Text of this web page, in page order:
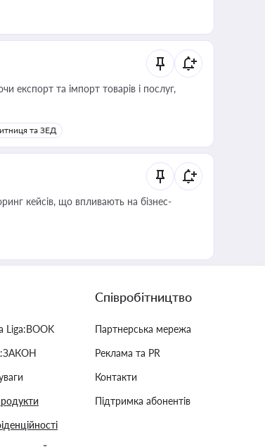
експорт та імпорт товарів і послуг,
та ЗЕД
кейсів, що впливають на бізнес-
Liga:BOOK
Співробітництво
Партнерська мережа
Реклама та PR
Контакти
Підтримка абонентів